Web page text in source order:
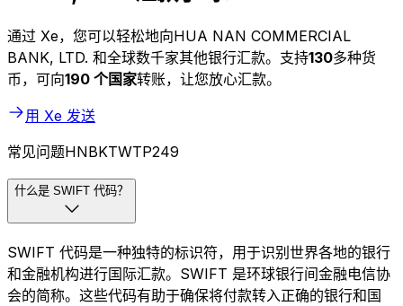
通过 Xe，您可以轻松地向HUA NAN COMMERCIAL
BANK, LTD. 和全球数千家其他银行汇款。支持130多种货
币，可向190 个国家转账，让您放心汇款。
用 Xe 发送
常见问题HNBKTWTP249
什么是 SWIFT 代码？
SWIFT 代码是一种独特的标识符，用于识别世界各地的银行
和金融机构进行国际汇款。SWIFT 是环球银行间金融电信协
会的简称。这些代码有助于确保将付款转入正确的银行和国